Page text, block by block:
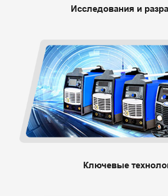
Исследования и
Ключевые